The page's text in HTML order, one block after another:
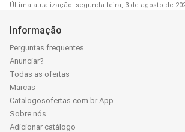
Última atualização: segunda-feira, 3 de agosto de
Informação
Perguntas frequentes
Anunciar?
Todas as ofertas
Marcas
Catalogosofertas.com.br App
Sobre nós
Adicionar catálogo